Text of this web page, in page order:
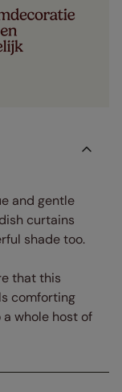
and gentle
curtains
shade too.
that this
comforting
whole host of